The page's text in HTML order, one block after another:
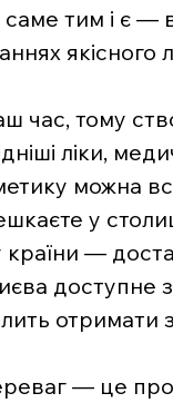
саме тим і є
якісного
час, тому
ліки,
можна
у
країни —
доступне
отримати
— це